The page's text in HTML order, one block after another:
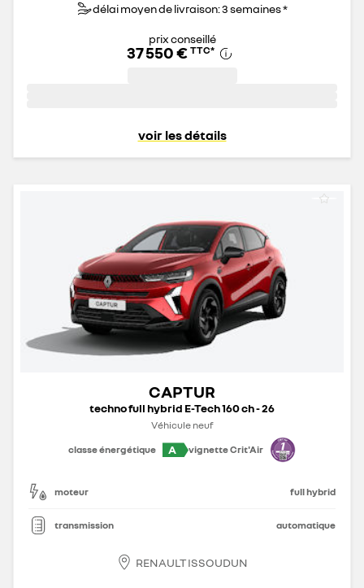
délai moyen de livraison: 3 semaines *
prix conseillé
37 550 € TTC*
voir les détails
CAPTUR
techno full hybrid E-Tech 160 ch - 26
Véhicule neuf
classe énergétique
A vignette Crit'Air
moteur full hybrid
transmission automatique
RENAULT ISSOUDUN